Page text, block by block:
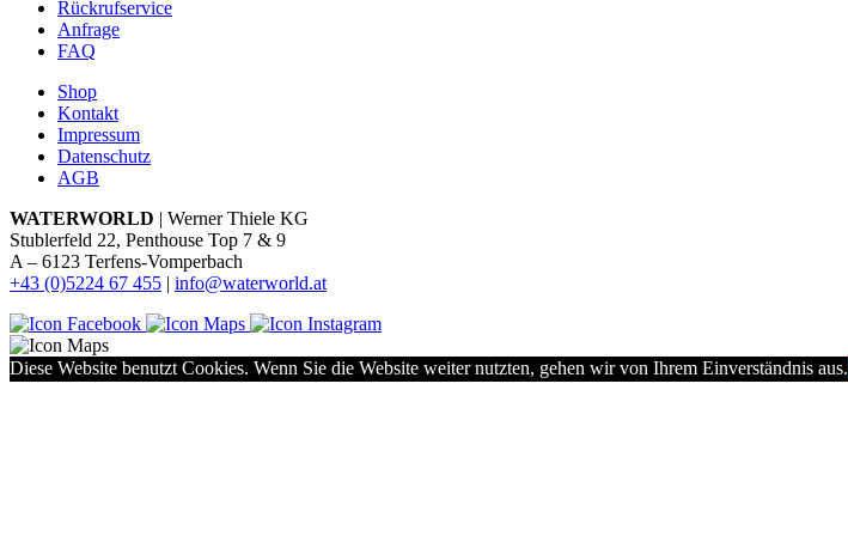
Rückrufservice
Anfrage
FAQ
Shop
Kontakt
Impressum
Datenschutz
AGB
WATERWORLD | Werner Thiele KG
Stublerfeld 22, Penthouse Top 7 & 9
A – 6123 Terfens-Vomperbach
+43 (0)5224 67 455 | info@waterworld.at
Diese Website benutzt Cookies. Wenn Sie die Website weiter nutzten, gehen wir von Ihrem Einverständnis aus.